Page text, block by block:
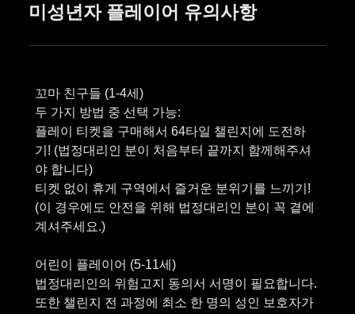
미성년자 플레이어 유의사항
꼬마 친구들 (1-4세)
두 가지 방법 중 선택 가능:
플레이 티켓을 구매해서 64타일 챌린지에 도전하
기! (법정대리인 분이 처음부터 끝까지 함께해주셔
야 합니다)
티켓 없이 휴게 구역에서 즐거운 분위기를 느끼기!
(이 경우에도 안전을 위해 법정대리인 분이 꼭 곁에
계셔주세요.)
어린이 플레이어 (5-11세)
법정대리인의 위험고지 동의서 서명이 필요합니다.
또한 챌린지 전 과정에 최소 한 명의 성인 보호자가